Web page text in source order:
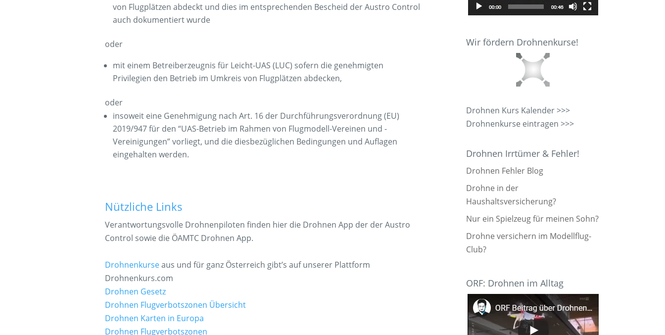
von Flugplätzen abdeckt und dies im entsprechenden Bescheid der Austro Control
auch dokumentiert wurde
oder
mit einem Betreiberzeugnis für Leicht-UAS (LUC) sofern die genehmigten
Privilegien den Betrieb im Umkreis von Flugplätzen abdecken,
oder
insoweit eine Genehmigung nach Art. 16 der Durchführungsverordnung (EU)
2019/947 für den “UAS-Betrieb im Rahmen von Flugmodell-Vereinen und -
Vereinigungen” vorliegt, und die diesbezüglichen Bedingungen und Auflagen
eingehalten werden.
Nützliche Links
Verantwortungsvolle Drohnenpiloten finden hier die Drohnen App der der Austro
Control sowie die ÖAMTC Drohnen App.
Drohnenkurseaus und für ganz Österreich gibt’s auf unserer Plattform
Drohnenkurs.com
Drohnen Gesetz
Drohnen Flugverbotszonen Übersicht
Drohnen Karten in Europa
Drohnen Flugverbotszonen
Wir fördern Drohnenkurse!
Drohnen Kurs Kalender >>>
Drohnenkurse eintragen >>>
Drohnen Irrtümer & Fehler!
Drohnen Fehler Blog
Drohne in der
Haushaltsversicherung?
Nur ein Spielzeug für meinen Sohn?
Drohne versichern im Modellflug-
Club?
ORF: Drohnen im Alltag